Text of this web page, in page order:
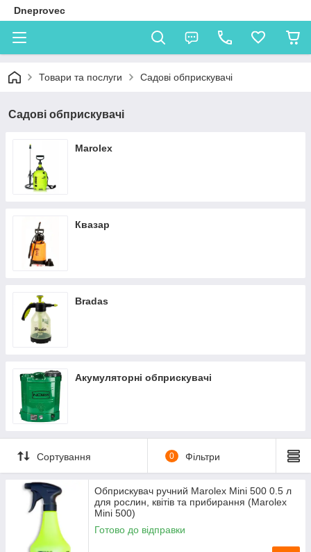
Dneprovec
Товари та послуги Садові обприскувачі
Садові обприскувачі
Marolex
Квазар
Bradas
Акумуляторні обприскувачі
Сортування 0 Фільтри
Обприскувач ручний Marolex Mini 500 0.5 л
для рослин, квітів та прибирання (Marolex
Mini 500)
Готово до відправки